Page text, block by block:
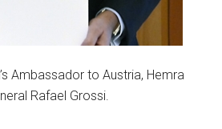
Ambassador to Austria, Hemra
Rafael Grossi.